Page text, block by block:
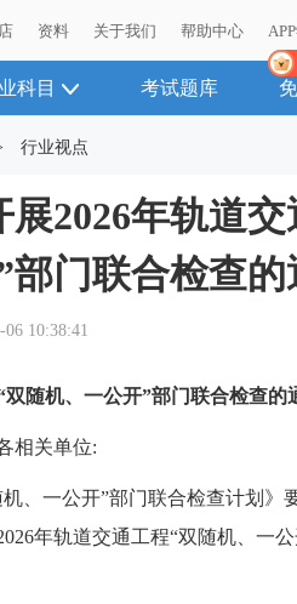
资料 关于我们 帮助中心
科目 考试题库
行业视点
2026年轨道交
门联合检查的
06 10:38:41
随机、一公开”部门联合检查的
相关单位:
、一公开”部门联合检查计划》
年轨道交通工程“双随机、一